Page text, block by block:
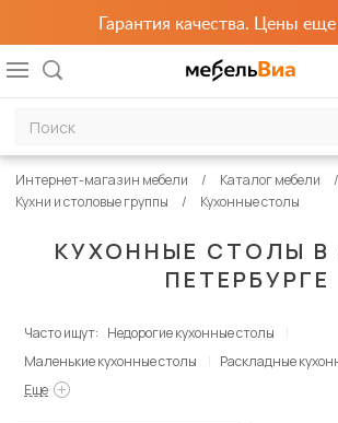
Гарантия качества. Цены
КУХОННЫЕ СТОЛЫ В
ПЕТЕРБУРГЕ
Интернет-магазин мебели
Каталог мебели
Кухни и столовые группы
Кухонные столы
Часто ищут: Недорогие кухонные столы
Маленькие кухонные столы
Раскладные
Еще